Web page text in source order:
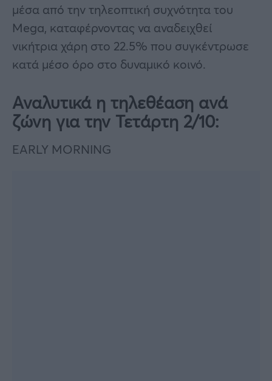
μέσα από την τηλεοπτική συχνότητα του
Mega, καταφέρνοντας να αναδειχθεί
νικήτρια χάρη στο 22.5% που συγκέντρωσε
κατά μέσο όρο στο δυναμικό κοινό.
Αναλυτικά η τηλεθέαση ανά
ζώνη για την Τετάρτη 2/10:
EARLY MORNING